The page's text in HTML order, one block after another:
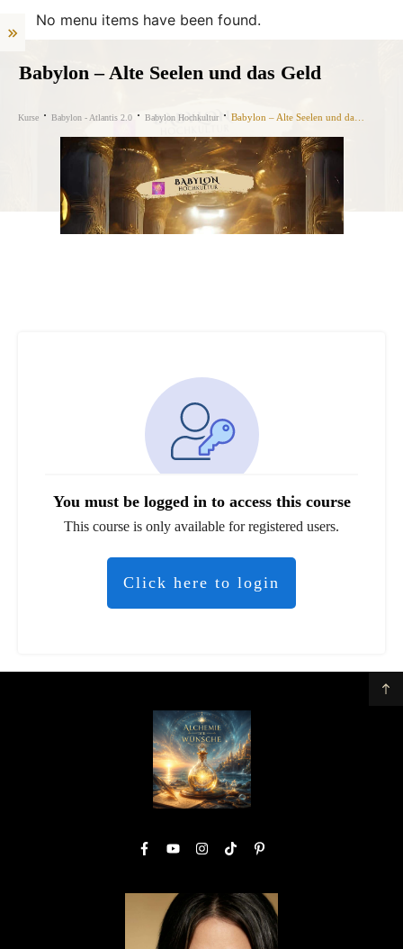
No menu items have been found.
Babylon – Alte Seelen und das Geld
Kurse Babylon - Atlantis 2.0 Babylon Hochkultur
You must be logged in to access this course
This course is only available for registered users.
Click here to login